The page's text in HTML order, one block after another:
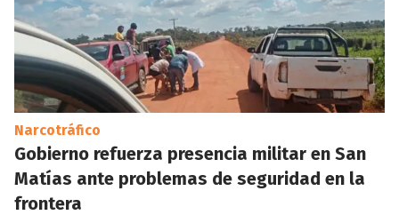
Narcotráfico
Gobierno refuerza presencia militar en San
Matías ante problemas de seguridad en la
frontera